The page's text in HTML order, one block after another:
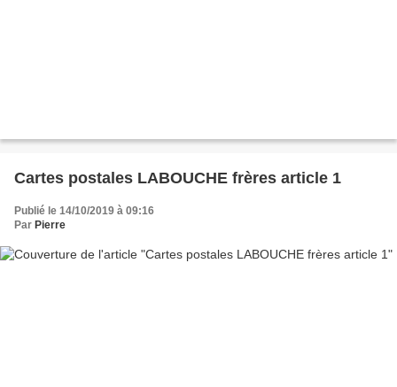
Cartes postales LABOUCHE frères article 1
Publié le 14/10/2019 à 09:16
Par Pierre